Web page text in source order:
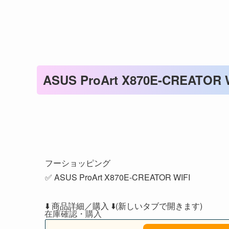
ASUS ProArt X870E-CREATOR
フーショッピング
✅ ASUS ProArt X870E-CREATOR WIFI
⬇️ 商品詳細／購入 ⬇️(新しいタブで開きます)